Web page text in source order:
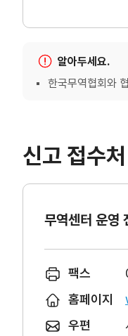
알아두세요.
한국무역협회와
신고 접수처
무역센터 운영
팩스
홈페이지
우편